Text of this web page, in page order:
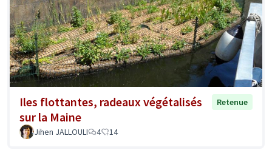
Iles flottantes, radeaux végétalisés
sur la Maine
Retenue
Jihen JALLOULI 4 14